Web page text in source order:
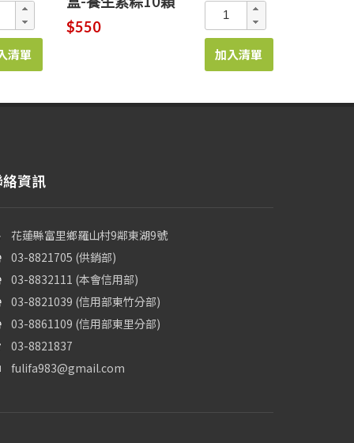
清單
$550
加入清單
資訊
花蓮縣富里鄉羅山村9鄰東湖9號
03-8821705 (供銷部)
03-8832111 (本會信用部)
03-8821039 (信用部東竹分部)
03-8861109 (信用部東里分部)
03-8821837
fulifa983@gmail.com